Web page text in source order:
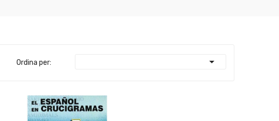
Ordina per: 